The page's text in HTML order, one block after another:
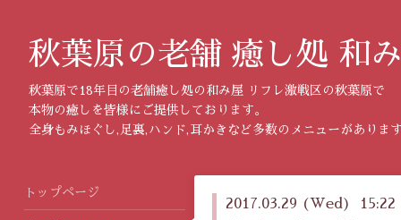
秋葉原の老舗 癒し処 和
秋葉原で18年目の老舗癒し処の和み屋 リフレ激戦区の秋葉原で
本物の癒しを皆様にご提供しております。
全身もみほぐし,足裏,ハンド,耳かきなど多数のメニューがありま
2017.03.29 (Wed) 15:22
トップページ